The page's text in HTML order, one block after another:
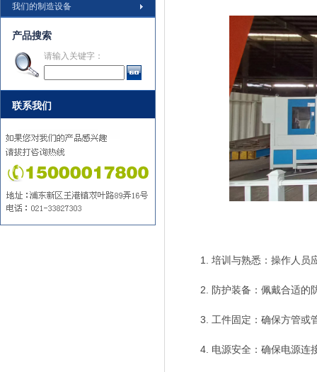
我们的制造设备
产品搜索
请输入关键字：
联系我们
1. 培训与熟悉：操作人员
2. 防护装备：佩戴合适的
3. 工件固定：确保方管或
4. 电源安全：确保电源连